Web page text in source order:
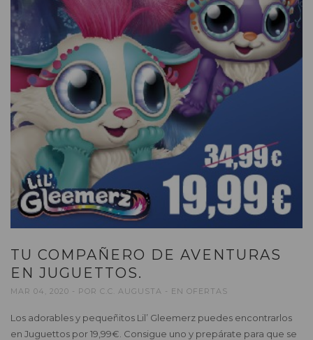
TU COMPAÑERO DE AVENTURAS
EN JUGUETTOS.
MAR 04, 2020 POR C.C. AUGUSTA EN OFERTAS
Los adorables y pequeñitos Lil’ Gleemerz puedes encontrarlos
en Juguettos por 19,99€. Consigue uno y prepárate para que se